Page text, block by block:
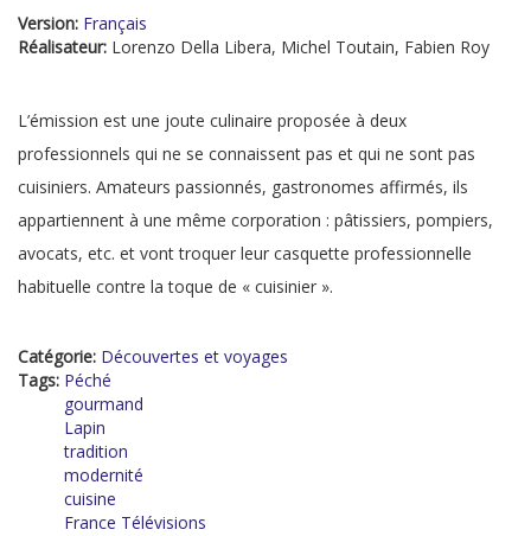
Version: Français
Réalisateur: Lorenzo Della Libera, Michel Toutain, Fabien Roy
L’émission est une joute culinaire proposée à deux
professionnels qui ne se connaissent pas et qui ne sont pas
cuisiniers. Amateurs passionnés, gastronomes affirmés, ils
appartiennent à une même corporation : pâtissiers, pompiers,
avocats, etc. et vont troquer leur casquette professionnelle
habituelle contre la toque de « cuisinier ».
Catégorie: Découvertes et voyages
Tags: Péché
gourmand
Lapin
tradition
modernité
cuisine
France Télévisions